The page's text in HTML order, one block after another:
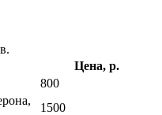
Цена, р.
800
1500